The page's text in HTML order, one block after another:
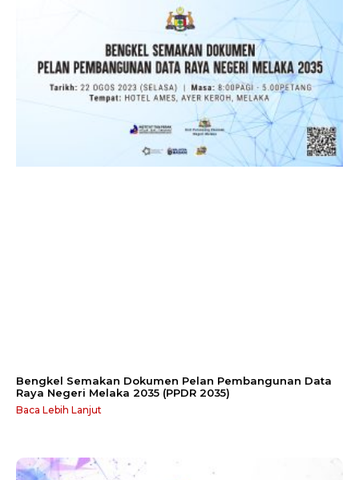
Bengkel Semakan Dokumen Pelan Pembangunan Data
Raya Negeri Melaka 2035 (PPDR 2035)
Baca Lebih Lanjut